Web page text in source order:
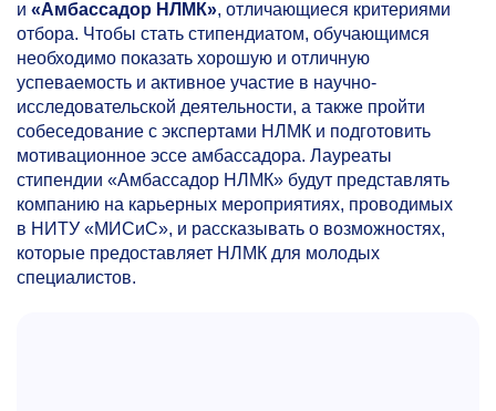
и «Амбассадор НЛМК», отличающиеся критериями
отбора. Чтобы стать стипендиатом, обучающимся
необходимо показать хорошую и отличную
успеваемость и активное участие в научно-
исследовательской деятельности, а также пройти
собеседование с экспертами НЛМК и подготовить
мотивационное эссе амбассадора. Лауреаты
стипендии «Амбассадор НЛМК» будут представлять
компанию на карьерных мероприятиях, проводимых
в НИТУ «МИСиС», и рассказывать о возможностях,
которые предоставляет НЛМК для молодых
специалистов.